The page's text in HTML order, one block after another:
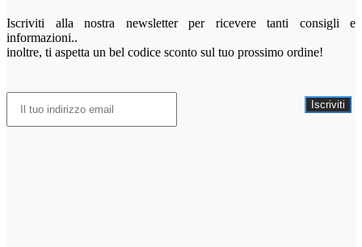
Iscriviti alla nostra newsletter per ricevere tanti consigli e
informazioni..
inoltre, ti aspetta un bel codice sconto sul tuo prossimo ordine!
Iscriviti